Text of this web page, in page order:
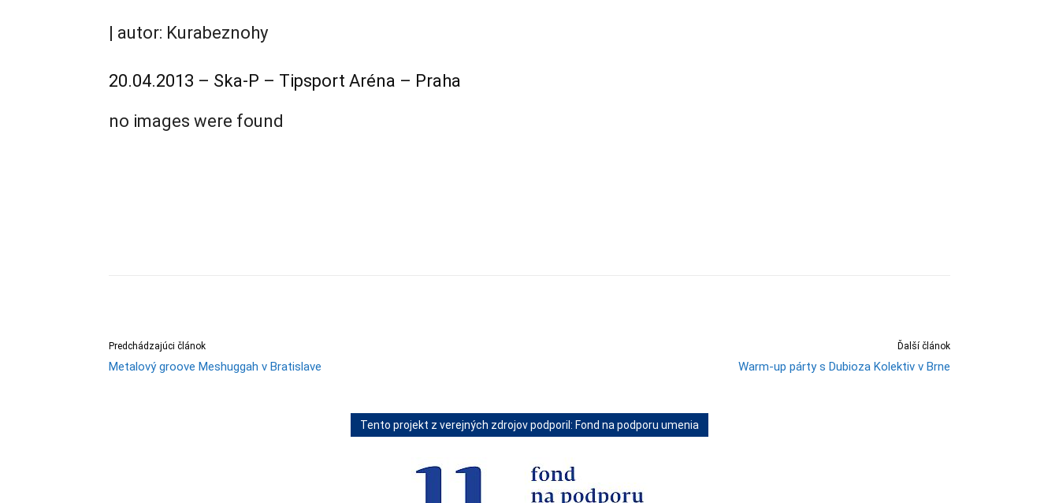
| autor: Kurabeznohy
20.04.2013 – Ska-P – Tipsport Aréna – Praha
no images were found
Predchádzajúci článok
Metalový groove Meshuggah v Bratislave
Ďalší článok
Warm-up párty s Dubioza Kolektiv v Brne
Tento projekt z verejných zdrojov podporil: Fond na podporu umenia